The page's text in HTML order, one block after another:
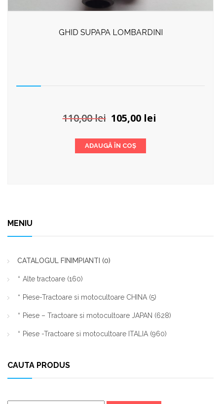
GHID SUPAPA LOMBARDINI
110,00lei Prețul
a
fost:
105,00 lei
ADAUGĂ ÎN COȘ
MENIU
CATALOGUL FINIMPIANTI (0)
Alte tractoare (160)
Piese-Tractoare si motocultoare CHINA (5)
Piese – Tractoare si motocultoare JAPAN (628)
Piese -Tractoare si motocultoare ITALIA (960)
CAUTA PRODUS
Caută